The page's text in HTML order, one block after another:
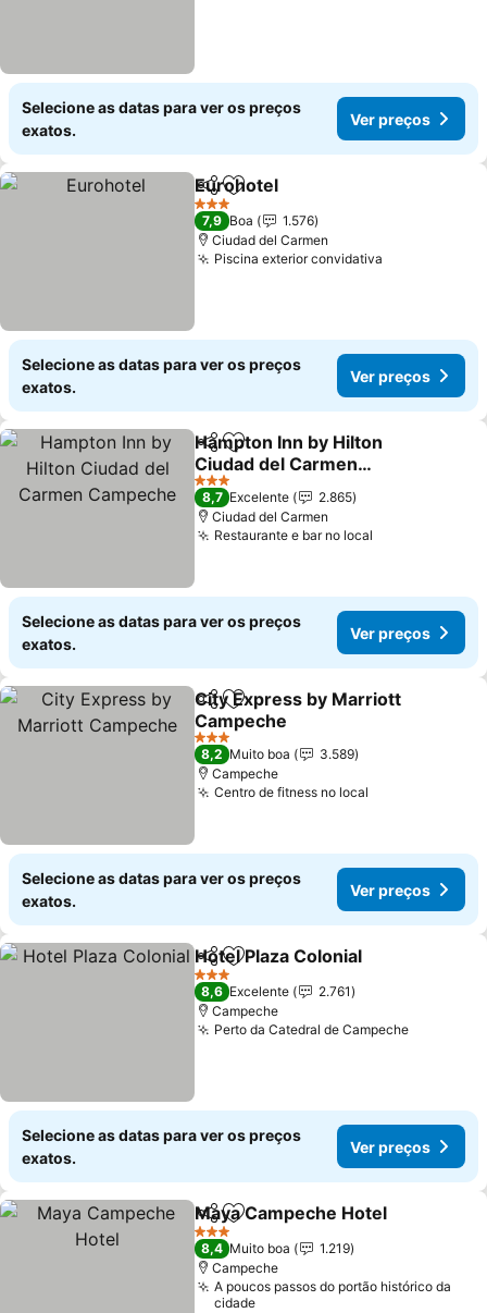
Selecione as datas para ver os preços
exatos.
Ver preços
PartilharAdicionar aos favoritos
Eurohotel
3 Estrelas
7,9 Boa
1.576
Ciudad del Carmen
Piscina exterior convidativa
Selecione as datas para ver os preços
exatos.
Ver preços
PartilharAdicionar aos favoritos
Hampton Inn by Hilton
Ciudad del Carmen
Campeche
Ver preços
3 Estrelas
8,7 Excelente
2.865
Ciudad del Carmen
Restaurante e bar no local
Selecione as datas para ver os preços
exatos.
Ver preços
PartilharAdicionar aos favoritos
City Express by Marriott
Campeche
Ver preços
3 Estrelas
8,2 Muito boa
3.589
Campeche
Centro de fitness no local
Selecione as datas para ver os preços
exatos.
Ver preços
PartilharAdicionar aos favoritos
Hotel Plaza Colonial
3 Estrelas
8,6 Excelente
2.761
Campeche
Perto da Catedral de CampecheVer
Selecione as datas para ver os preços
exatos.
Ver preços
PartilharAdicionar aos favoritos
Maya Campeche Hotel
3 Estrelas
8,4 Muito boa
1.219
Campeche
A poucos passos do portão histórico da
cidade